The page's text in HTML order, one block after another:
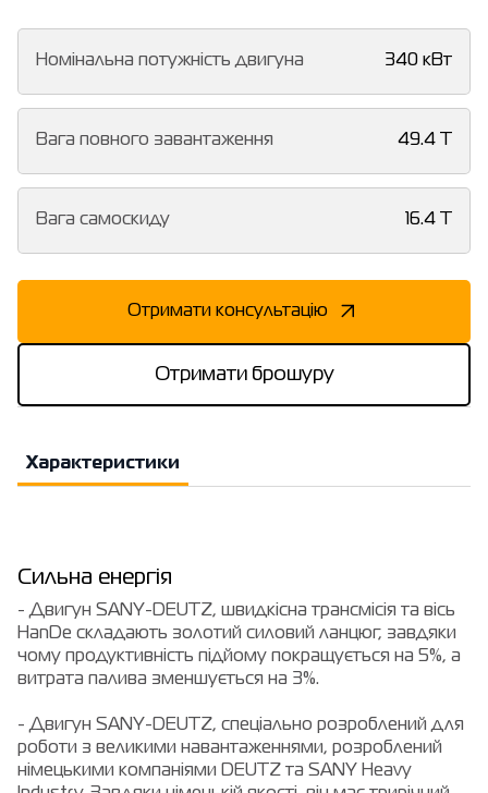
Номінальна потужність двигуна 340 кВт
Вага повного завантаження 49.4 T
Вага самоскиду 16.4 T
Отримати консультацію
Отримати брошуру
Характеристики
Сильна енергія
- Двигун SANY-DEUTZ, швидкісна трансмісія та вісь
HanDe складають золотий силовий ланцюг, завдяки
чому продуктивність підйому покращується на 5%, а
витрата палива зменшується на 3%.
- Двигун SANY-DEUTZ, спеціально розроблений для
роботи з великими навантаженнями, розроблений
німецькими компаніями DEUTZ та SANY Heavy